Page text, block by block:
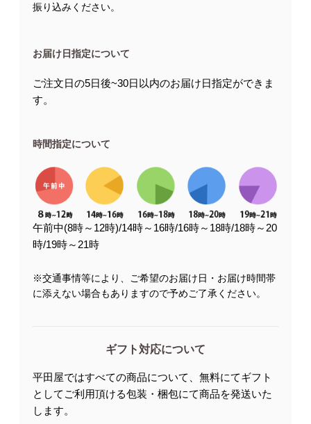
振り込みください。
お届け日指定について
ご注文日の5日後~30日以内のお届け日指定ができま
す。
時間指定について
午前中(8時～12時)/14時～16時/16時～18時/18時～20
時/19時～21時
※交通事情等により、ご希望のお届け日・お届け時間帯
に添えない場合もありますので予めご了承ください。
ギフト対応について
平田屋ではすべての商品について、無料にてギフト
としてご利用頂ける包装・梱包にて商品を発送いた
します。